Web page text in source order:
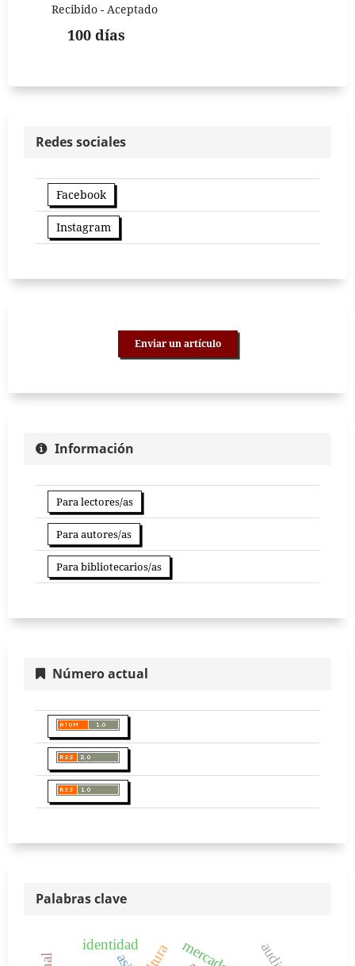
Recibido - Aceptado
100 días
Redes sociales
Facebook
Instagram
Enviar un artículo
Información
Para lectores/as
Para autores/as
Para bibliotecarios/as
Número actual
Palabras clave
identidad